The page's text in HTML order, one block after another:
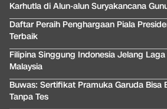
Karhutla di Alun-alun Suryakancana
Daftar Peraih Penghargaan Piala
Terbaik
Filipina Singgung Indonesia Jelang
Malaysia
Buwas: Sertifikat Pramuka Garuda Bisa
Tanpa Tes